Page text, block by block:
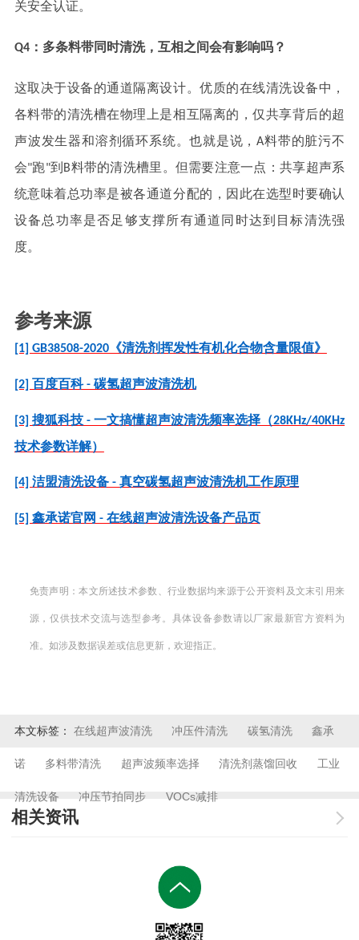
关安全认证。
Q4：多条料带同时清洗，互相之间会有影响吗？
这取决于设备的通道隔离设计。优质的在线清洗设备中，
各料带的清洗槽在物理上是相互隔离的，仅共享背后的超
声波发生器和溶剂循环系统。也就是说，A料带的脏污不
会"跑"到B料带的清洗槽里。但需要注意一点：共享超声系
统意味着总功率是被各通道分配的，因此在选型时要确认
设备总功率是否足够支撑所有通道同时达到目标清洗强
度。
参考来源
[1] GB38508-2020《清洗剂挥发性有机化合物含量限值》
[2] 百度百科 - 碳氢超声波清洗机
[3] 搜狐科技 - 一文搞懂超声波清洗频率选择（28KHz/40KHz
技术参数详解）
[4] 洁盟清洗设备 - 真空碳氢超声波清洗机工作原理
[5] 鑫承诺官网 - 在线超声波清洗设备产品页
免责声明：本文所述技术参数、行业数据均来源于公开资料及文末引用来
源，仅供技术交流与选型参考。具体设备参数请以厂家最新官方资料为
准。如涉及数据误差或信息更新，欢迎指正。
本文标签： 在线超声波清洗 冲压件清洗 碳氢清洗 鑫承
诺 多料带清洗 超声波频率选择 清洗剂蒸馏回收 工业
清洗设备 冲压节拍同步 VOCs减排
相关资讯